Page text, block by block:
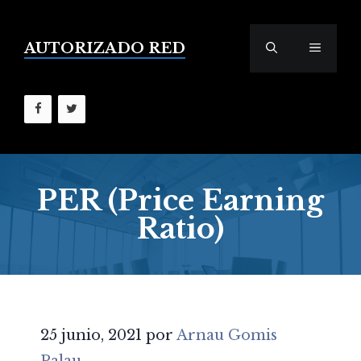
contenido
AUTORIZADO RED MENÚ
PER (Price Earning
Ratio)
25 junio, 2021 por Arnau Gomis